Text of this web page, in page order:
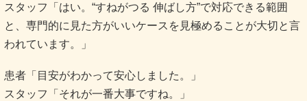
スタッフ「はい。“すねがつる 伸ばし方”で対応できる範囲
と、専門的に見た方がいいケースを見極めることが大切と言
われています。」
患者「目安がわかって安心しました。」
スタッフ「それが一番大事ですね。」